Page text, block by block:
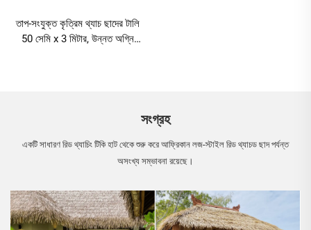
তাপ-সংযুক্ত কৃত্রিম থ্যাচ ছাদের টালি
50 সেমি x 3 মিটার, উন্নত অগ্নি
সংগ্রহ
একটি সাধারণ রিড থ্যাচিং টিকি হাট থেকে শুরু করে আফ্রিকান লজ-স্টাইল রিড থ্যাচড ছাদ পর্যন্ত
অসংখ্য সম্ভাবনা রয়েছে।